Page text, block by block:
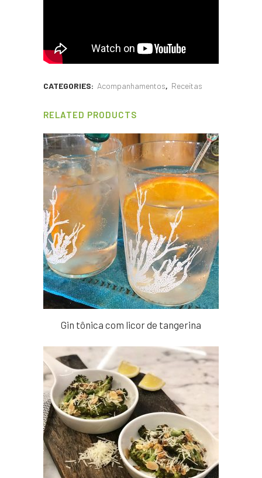
CATEGORIES: Acompanhamentos, Receitas
RELATED PRODUCTS
Gin tônica com licor de tangerina